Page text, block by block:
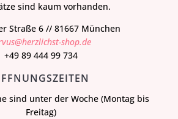
sind kaum vorhanden.
Straße 6 // 81667 München
shop.de
+49 89 444 99 734
sind unter der Woche (Montag bis
Freitag)